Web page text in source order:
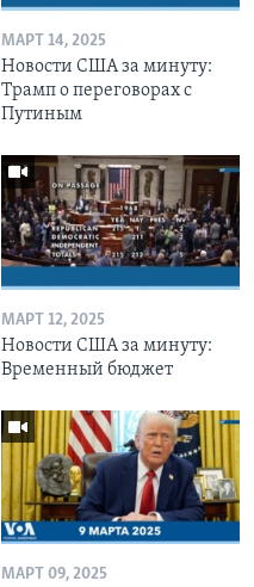
МАРТ 14, 2025
Новости США за минуту:
Трамп о переговорах с
Путиным
МАРТ 12, 2025
Новости США за минуту:
Временный бюджет
МАРТ 09, 2025